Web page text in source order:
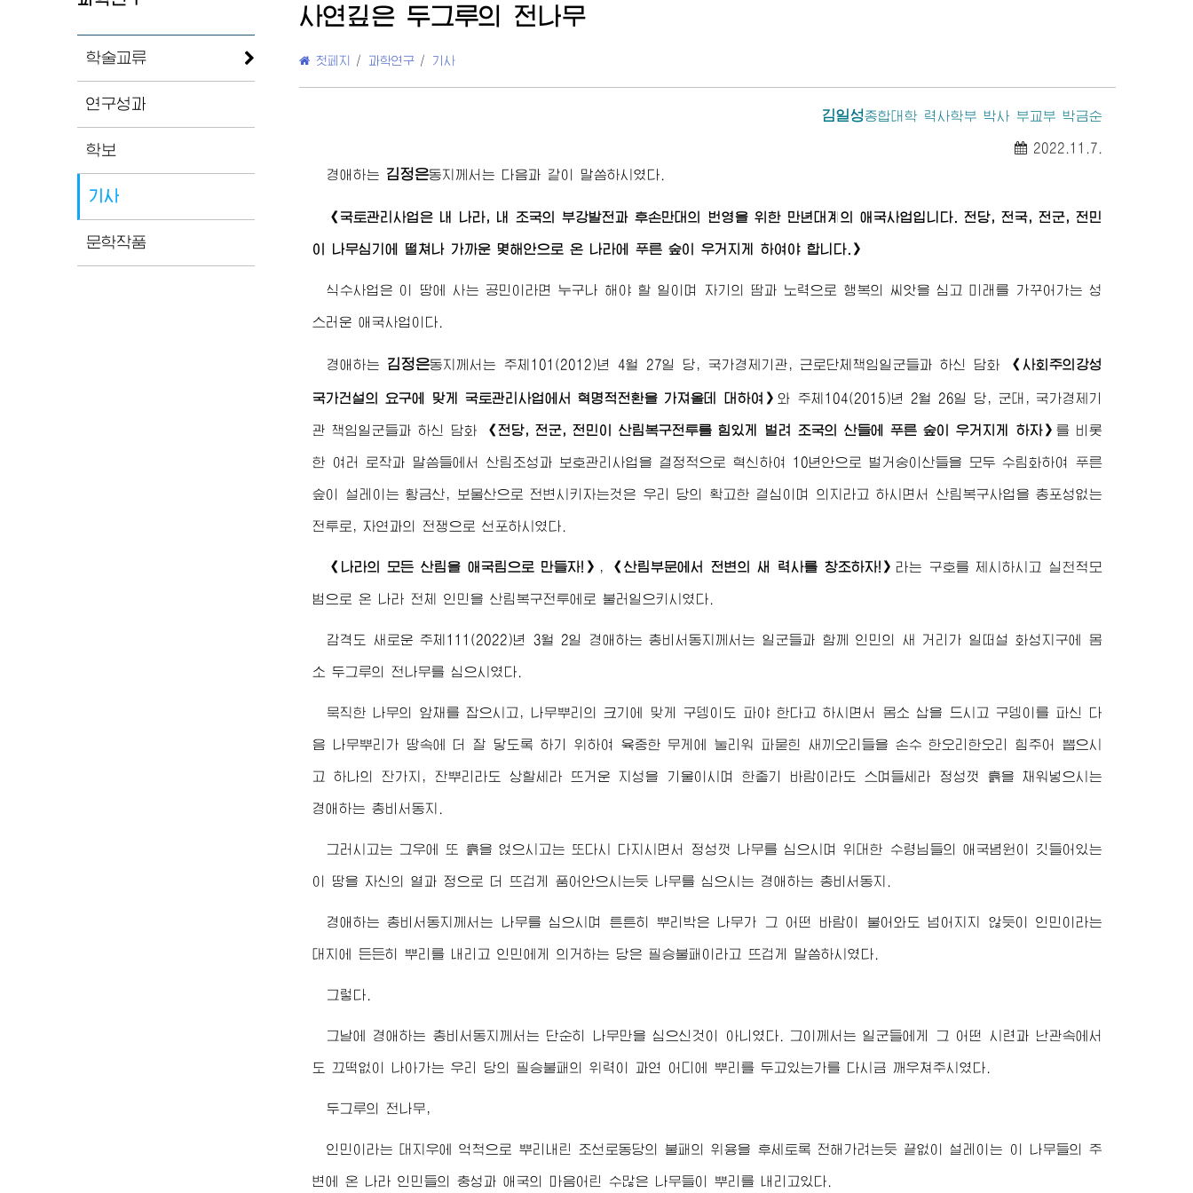
학술교류
연구성과
학보
기사
문학작품
사연깊은 두그루의 전나무
첫페지 / 과학연구 / 기사
김일성종합대학 력사학부 박사 부교부 박금순
2022.11.7.
경애하는 김정은동지 께서는 다음과 같이 말씀하시였다.
《국토관리사업은 내 나라, 내 조국의 부강발전과 후손만대의 번영을 위한 만년대계의 애국사업입니다. 전당, 전국, 전군, 전민
이 나무심기에 떨쳐나 가까운 몇해안으로 온 나라에 푸른 숲이 우거지게 하여야 합니다.》
식수사업은 이 땅에 사는 공민이라면 누구나 해야 할 일이며 자기의 땀과 노력으로 행복의 씨앗을 심고 미래를 가꾸어가는 성
스러운 애국사업이다.
경애하는 김정은동지 께서는 주체101(2012)년 4월 27일 당, 국가경제기관, 근로단체책임일군들과 하신 담화 《사회주의강성
국가건설의 요구에 맞게 국토관리사업에서 혁명적전환을 가져올데 대하여》와 주체104(2015)년 2월 26일 당, 군대, 국가경제기
관 책임일군들과 하신 담화 《전당, 전군, 전민이 산림복구전투를 힘있게 벌려 조국의 산들에 푸른 숲이 우거지게 하자》 를 비롯
한 여러 로작과 말씀들에서 산림조성과 보호관리사업을 결정적으로 혁신하여 10년안으로 벌거숭이산들을 모두 수림화하여 푸른
숲이 설레이는 황금산, 보물산으로 전변시키자는것은 우리 당의 확고한 결심이며 의지라고 하시면서 산림복구사업을 총포성없는
전투로, 자연과의 전쟁으로 선포하시였다.
《나라의 모든 산림을 애국림으로 만들자!》 , 《산림부문에서 전변의 새 력사를 창조하자!》라는 구호를 제시하시고 실천적모
범으로 온 나라 전체 인민을 산림복구전투에로 불러일으키시였다.
감격도 새로운 주체111(2022)년 3월 2일 경애하는 총비서동지 께서는 일군들과 함께 인민의 새 거리가 일떠설 화성지구에 몸
소 두그루의 전나무를 심으시였다.
묵직한 나무의 앞채를 잡으시고, 나무뿌리의 크기에 맞게 구뎅이도 파야 한다고 하시면서 몸소 삽을 드시고 구뎅이를 파신 다
음 나무뿌리가 땅속에 더 잘 닿도록 하기 위하여 육중한 무게에 눌리워 파묻힌 새끼오리들을 손수 한오리한오리 힘주어 뽑으시
고 하나의 잔가지, 잔뿌리라도 상할세라 뜨거운 지성을 기울이시며 한줄기 바람이라도 스며들세라 정성껏 흙을 채워넣으시는
경애하는 총비서동지
그러시고는 그우에 또 흙을 얹으시고는 또다시 다지시면서 정성껏 나무를 심으시며위대한 수령님 들의 애국념원이 깃들어있는
이 땅을 자신의 열과 정으로 더 뜨겁게 품어안으시는듯 나무를 심으시는 경애하는 총비서동지
경애하는 총비서동지 께서는 나무를 심으시며 튼튼히 뿌리박은 나무가 그 어떤 바람이 불어와도 넘어지지 않듯이 인민이라는
대지에 든든히 뿌리를 내리고 인민에게 의거하는 당은 필승불패이라고 뜨겁게 말씀하시였다.
그렇다.
그날에 경애하는 총비서동지 께서는 단순히 나무만을 심으신것이 아니였다. 그이께서는 일군들에게 그 어떤 시련과 난관속에서
도 끄떡없이 나아가는 우리 당의 필승불패의 위력이 과연 어디에 뿌리를 두고있는가를 다시금 깨우쳐주시였다.
두그루의 전나무,
인민이라는 대지우에 억척으로 뿌리내린 조선로동당의 불패의 위용을 후세토록 전해가려는듯 끝없이 설레이는 이 나무들의 주
변에 온 나라 인민들의 충성과 애국의 마음어린 수많은 나무들이 뿌리를 내리고있다.